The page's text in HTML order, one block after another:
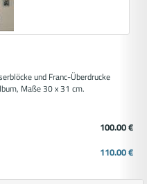
und Franc-Überdrucke
Maße 30 x 31 cm.
100.00 €
110.00 €